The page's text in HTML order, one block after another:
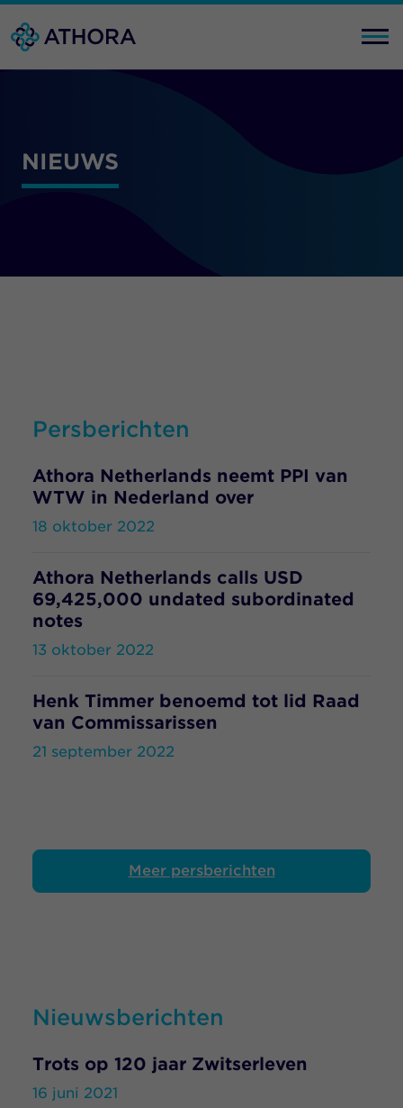
NIEUWS
Persberichten
Athora Netherlands neemt PPI van
WTW in Nederland over
18 oktober 2022
Athora Netherlands calls USD
69,425,000 undated subordinated
notes
13 oktober 2022
Henk Timmer benoemd tot lid Raad
van Commissarissen
21 september 2022
Meer persberichten
Nieuwsberichten
Trots op 120 jaar Zwitserleven
16 juni 2021